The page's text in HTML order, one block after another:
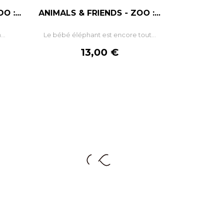
:... ANIMALS & FRIENDS - ZOO :...
Le bébé éléphant est encore tout...
Prix
13,00 €
– +